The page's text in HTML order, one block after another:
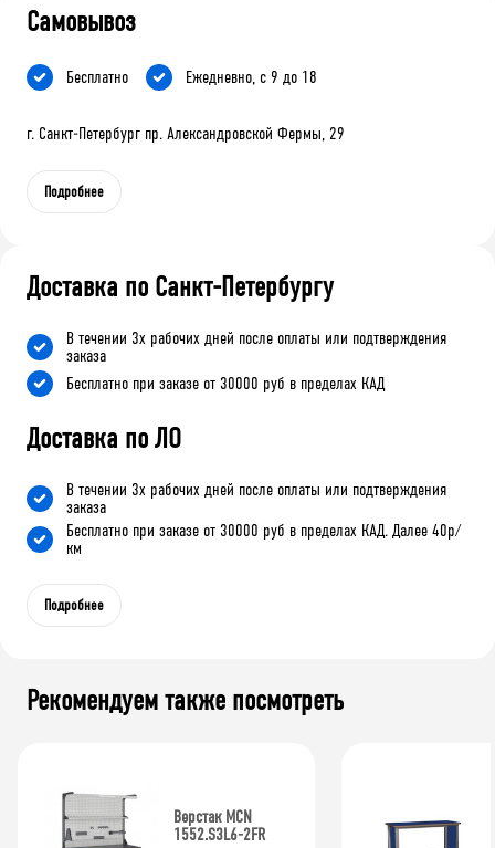
Самовывоз
Бесплатно Ежедневно, с 9 до 18
г. Санкт-Петербург пр. Александровской Фермы, 29
Подробнее
Доставка по Санкт-Петербургу
В течении 3х рабочих дней после оплаты или подтверждения
заказа
Бесплатно при заказе от 30000 руб в пределах КАД
Доставка по ЛО
В течении 3х рабочих дней после оплаты или подтверждения
заказа
Бесплатно при заказе от 30000 руб в пределах КАД. Далее 40р/
км
Подробнее
Рекомендуем также посмотреть
Верстак MCN
1552.S3L6-2FR